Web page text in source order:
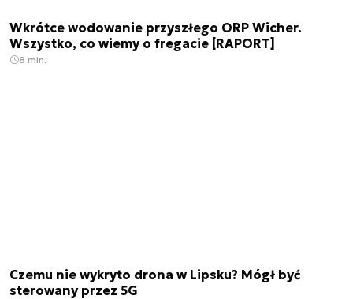
Wkrótce wodowanie przyszłego ORP Wicher.
Wszystko, co wiemy o fregacie [RAPORT]
8 min.
Czemu nie wykryto drona w Lipsku? Mógł być
sterowany przez 5G